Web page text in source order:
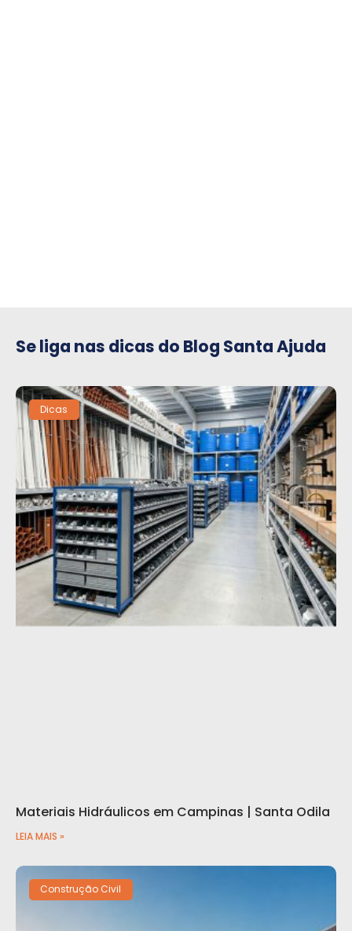
Se liga nas dicas do Blog Santa Ajuda
Dicas
Materiais Hidráulicos em Campinas | Santa Odila
LEIA MAIS »
Construção Civil